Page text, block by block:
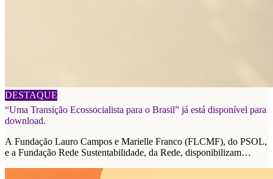
DESTAQUE
06/08/2026
“Uma Transição Ecossocialista para o Brasil” já está disponível para
download.
A Fundação Lauro Campos e Marielle Franco (FLCMF), do PSOL,
e a Fundação Rede Sustentabilidade, da Rede, disponibilizam